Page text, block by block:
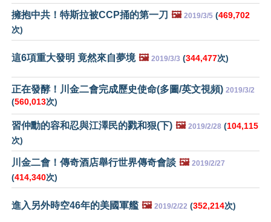
擁抱中共！特斯拉被CCP捅的第一刀 🖼️ 2019/3/5 (469,702
次)
這6項重大發明 竟然來自夢境 🖼️ 2019/3/3 (344,477次)
正在發酵！川金二會完成歷史使命(多圖/英文視頻) 2019/3/2
(560,013次)
習仲勳的容和忍與江澤民的戮和狠(下) 🖼️ 2019/2/28 (104,115
次)
川金二會！傳奇酒店舉行世界傳奇會談 🖼️ 2019/2/27
(414,340次)
進入另外時空46年的美國軍艦 🖼️ 2019/2/22 (352,214次)